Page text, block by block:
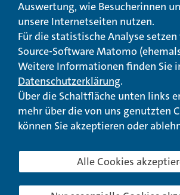
© Landeswohlfahrtsverband Hessen 2026
Impressum Seitenübersicht Seite drucken
nach oben
Auswertung, wie Besucherinnen
unsere Internetseiten nutzen.
Für die statistische Analyse
Source-Software Matomo
Weitere Informationen finden Sie
Datenschutzerklärung.
Über die Schaltfläche unten links
mehr über die von uns genutzten
können Sie akzeptieren oder
Alle Cookies